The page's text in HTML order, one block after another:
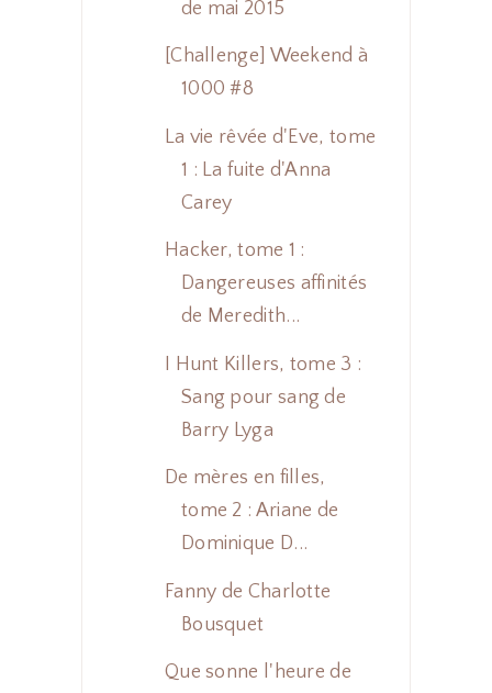
de mai 2015
[Challenge] Weekend à
1000 #8
La vie rêvée d'Eve, tome
1 : La fuite d'Anna
Carey
Hacker, tome 1 :
Dangereuses affinités
de Meredith...
I Hunt Killers, tome 3 :
Sang pour sang de
Barry Lyga
De mères en filles,
tome 2 : Ariane de
Dominique D...
Fanny de Charlotte
Bousquet
Que sonne l'heure de